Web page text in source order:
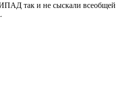
так и не сыскали всеобщей